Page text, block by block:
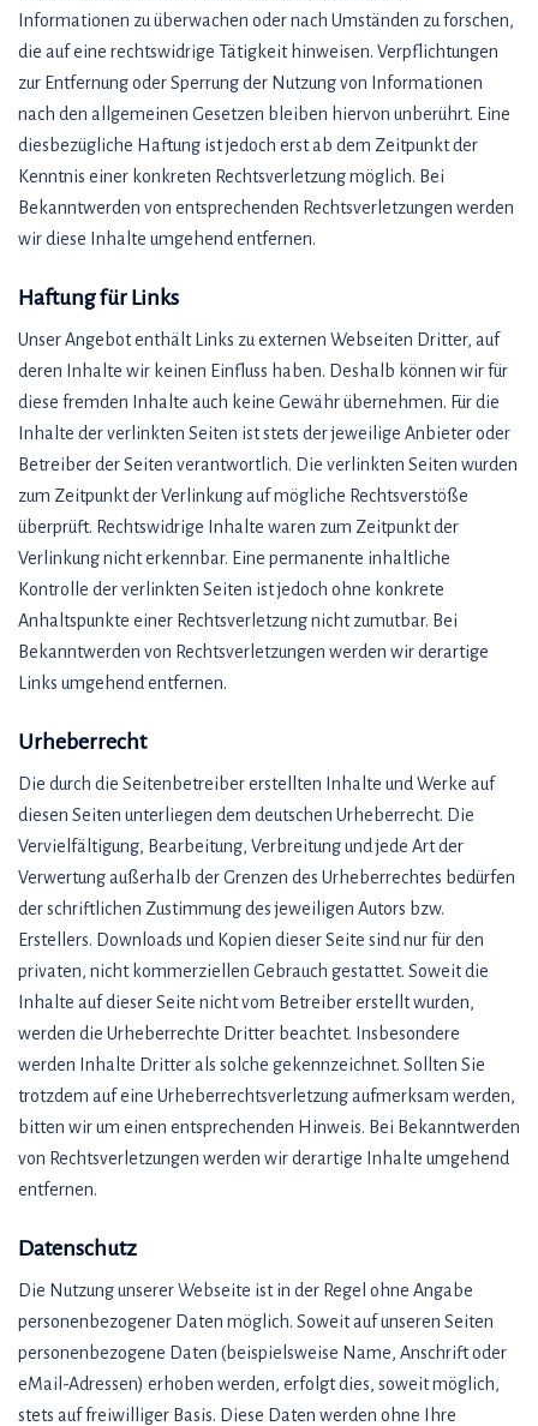
Informationen zu überwachen oder nach Umständen zu forschen,
die auf eine rechtswidrige Tätigkeit hinweisen. Verpflichtungen
zur Entfernung oder Sperrung der Nutzung von Informationen
nach den allgemeinen Gesetzen bleiben hiervon unberührt. Eine
diesbezügliche Haftung ist jedoch erst ab dem Zeitpunkt der
Kenntnis einer konkreten Rechtsverletzung möglich. Bei
Bekanntwerden von entsprechenden Rechtsverletzungen werden
wir diese Inhalte umgehend entfernen.
Haftung für Links
Unser Angebot enthält Links zu externen Webseiten Dritter, auf
deren Inhalte wir keinen Einfluss haben. Deshalb können wir für
diese fremden Inhalte auch keine Gewähr übernehmen. Für die
Inhalte der verlinkten Seiten ist stets der jeweilige Anbieter oder
Betreiber der Seiten verantwortlich. Die verlinkten Seiten wurden
zum Zeitpunkt der Verlinkung auf mögliche Rechtsverstöße
überprüft. Rechtswidrige Inhalte waren zum Zeitpunkt der
Verlinkung nicht erkennbar. Eine permanente inhaltliche
Kontrolle der verlinkten Seiten ist jedoch ohne konkrete
Anhaltspunkte einer Rechtsverletzung nicht zumutbar. Bei
Bekanntwerden von Rechtsverletzungen werden wir derartige
Links umgehend entfernen.
Urheberrecht
Die durch die Seitenbetreiber erstellten Inhalte und Werke auf
diesen Seiten unterliegen dem deutschen Urheberrecht. Die
Vervielfältigung, Bearbeitung, Verbreitung und jede Art der
Verwertung außerhalb der Grenzen des Urheberrechtes bedürfen
der schriftlichen Zustimmung des jeweiligen Autors bzw.
Erstellers. Downloads und Kopien dieser Seite sind nur für den
privaten, nicht kommerziellen Gebrauch gestattet. Soweit die
Inhalte auf dieser Seite nicht vom Betreiber erstellt wurden,
werden die Urheberrechte Dritter beachtet. Insbesondere
werden Inhalte Dritter als solche gekennzeichnet. Sollten Sie
trotzdem auf eine Urheberrechtsverletzung aufmerksam werden,
bitten wir um einen entsprechenden Hinweis. Bei Bekanntwerden
von Rechtsverletzungen werden wir derartige Inhalte umgehend
entfernen.
Datenschutz
Die Nutzung unserer Webseite ist in der Regel ohne Angabe
personenbezogener Daten möglich. Soweit auf unseren Seiten
personenbezogene Daten (beispielsweise Name, Anschrift oder
eMail-Adressen) erhoben werden, erfolgt dies, soweit möglich,
stets auf freiwilliger Basis. Diese Daten werden ohne Ihre